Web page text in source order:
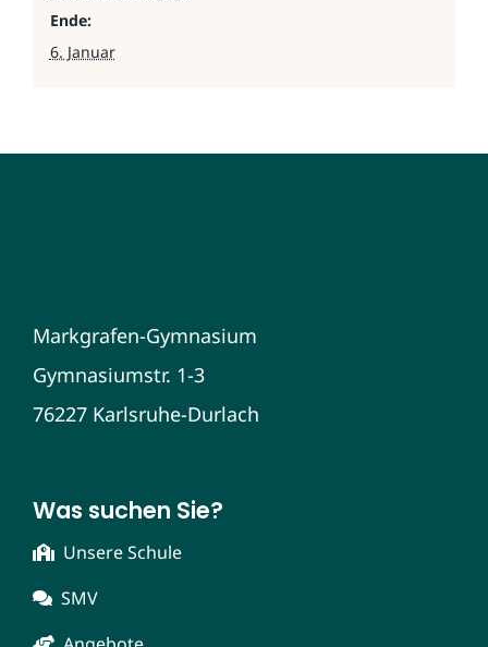
Ende:
6. Januar
Markgrafen-Gymnasium
Gymnasiumstr. 1-3
76227 Karlsruhe-Durlach
Was suchen Sie?
Unsere Schule
SMV